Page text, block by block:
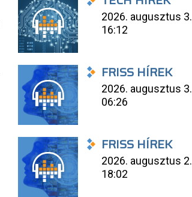
2026. augusztus 3.
16:12
FRISS HÍREK
2026. augusztus 3.
06:26
FRISS HÍREK
2026. augusztus 2.
18:02